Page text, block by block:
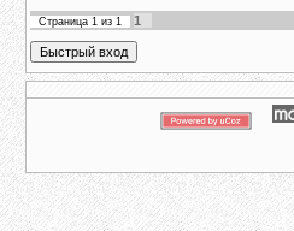
Страница 1 из 1 1